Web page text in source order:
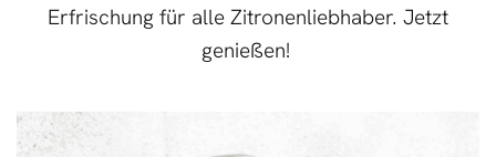
Erfrischung für alle Zitronenliebhaber. Jetzt
genießen!